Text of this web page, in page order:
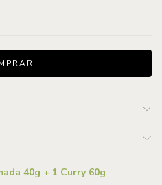
40g + 1 Curry 60g